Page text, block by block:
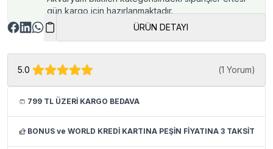
gün kargo için hazırlanmaktadır.
ÜRÜN DETAYI
5.0 (1 Yorum)
799 TL ÜZERİ KARGO BEDAVA
BONUS ve WORLD KREDİ KARTINA PEŞİN FİYATINA 3 TAKSİT